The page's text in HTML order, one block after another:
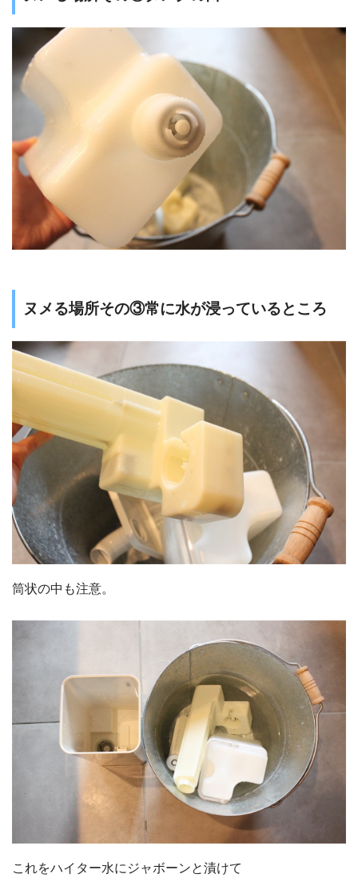
ヌメる場所その③常に水が浸っているところ
筒状の中も注意。
これをハイター水にジャボーンと漬けて